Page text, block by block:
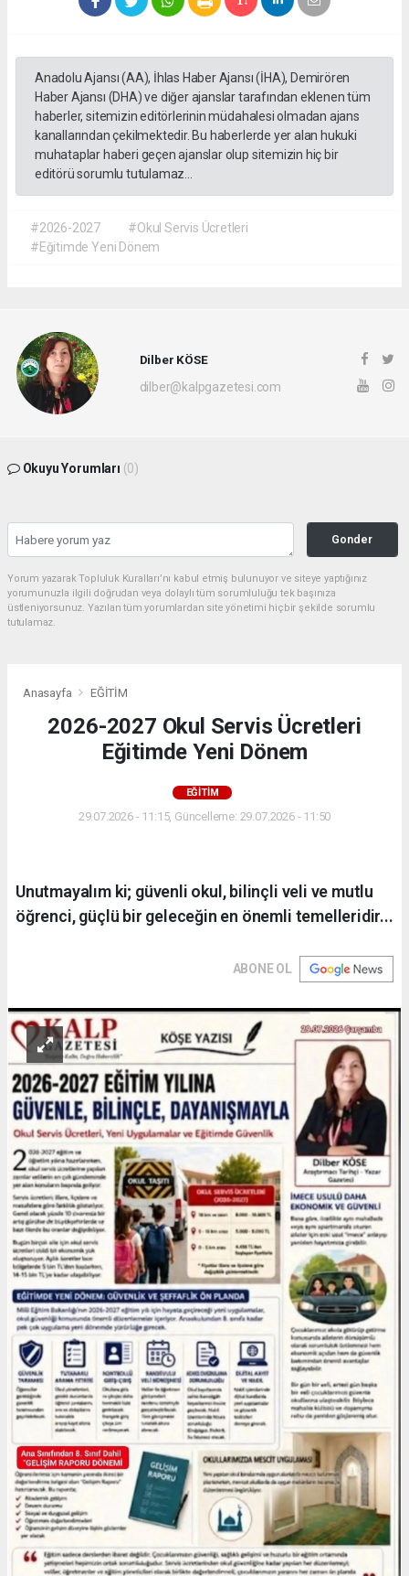
Anadolu Ajansı (AA), İhlas Haber Ajansı (İHA), Demirören
Haber Ajansı (DHA) ve diğer ajanslar tarafından eklenen tüm
haberler, sitemizin editörlerinin müdahalesi olmadan ajans
kanallarından çekilmektedir. Bu haberlerde yer alan hukuki
muhataplar haberi geçen ajanslar olup sitemizin hiç bir
editörü sorumlu tutulamaz...
#2026-2027
#Okul Servis Ücretleri
#Eğitimde Yeni Dönem
Dilber KÖSE
dilber@kalpgazetesi.com
Okuyu Yorumları (0)
Gonder
Yorum yazarak Topluluk Kuralları’nı kabul etmiş bulunuyor ve siteye yaptığınız
yorumunuzla ilgili doğrudan veya dolaylı tüm sorumluluğu tek başınıza
üstleniyorsunuz. Yazılan tüm yorumlardan site yönetimi hiçbir şekilde sorumlu
tutulamaz.
Anasayfa EĞİTİM
2026-2027 Okul Servis Ücretleri
Eğitimde Yeni Dönem
EĞİTİM
29.07.2026 - 11:15, Güncelleme: 29.07.2026 - 11:50
Unutmayalım ki; güvenli okul, bilinçli veli ve mutlu
öğrenci, güçlü bir geleceğin en önemli temelleridir...
ABONE OL